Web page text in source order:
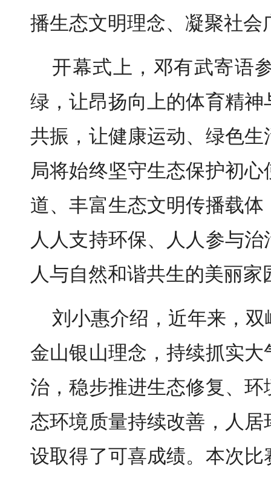
播生态文明理念、凝聚社会
开幕式上，邓有武寄语
绿，让昂扬向上的体育精
共振，让健康运动、绿色
局将始终坚守生态保护初
道、丰富生态文明传播载
人人支持环保、人人参与
人与自然和谐共生的美丽
刘小惠介绍，近年来，
金山银山理念，持续抓实
治，稳步推进生态修复、
态环境质量持续改善，人
设取得了可喜成绩。本次比